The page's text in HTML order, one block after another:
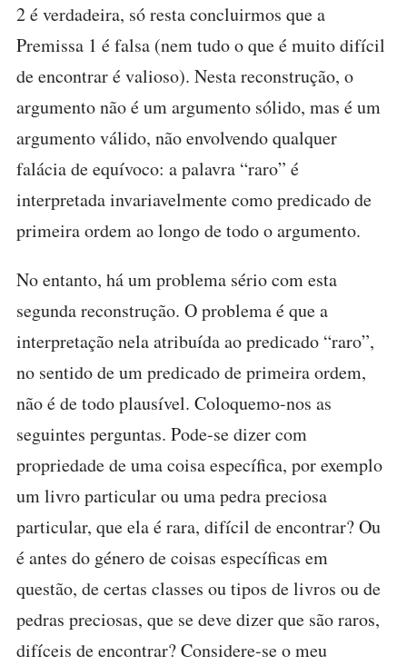
2 é verdadeira, só resta concluirmos que a
Premissa 1 é falsa (nem tudo o que é muito difícil
de encontrar é valioso). Nesta reconstrução, o
argumento não é um argumento sólido, mas é um
argumento válido, não envolvendo qualquer
falácia de equívoco: a palavra “raro” é
interpretada invariavelmente como predicado de
primeira ordem ao longo de todo o argumento.
No entanto, há um problema sério com esta
segunda reconstrução. O problema é que a
interpretação nela atribuída ao predicado “raro”,
no sentido de um predicado de primeira ordem,
não é de todo plausível. Coloquemo-nos as
seguintes perguntas. Pode-se dizer com
propriedade de uma coisa específica, por exemplo
um livro particular ou uma pedra preciosa
particular, que ela é rara, difícil de encontrar? Ou
é antes do género de coisas específicas em
questão, de certas classes ou tipos de livros ou de
pedras preciosas, que se deve dizer que são raros,
difíceis de encontrar? Considere-se o meu